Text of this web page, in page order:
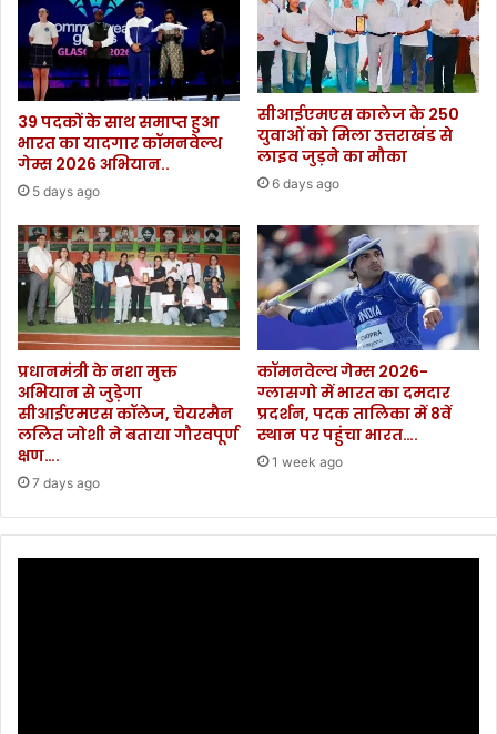
39 पदकों के साथ समाप्त हुआ
भारत का यादगार कॉमनवेल्थ
गेम्स 2026 अभियान..
5 days ago
सीआईएमएस कालेज के 250
युवाओं को मिला उत्तराखंड से
लाइव जुड़ने का मौका
6 days ago
प्रधानमंत्री के नशा मुक्त
अभियान से जुड़ेगा
सीआईएमएस कॉलेज, चेयरमैन
ललित जोशी ने बताया गौरवपूर्ण
क्षण….
7 days ago
कॉमनवेल्थ गेम्स 2026-
ग्लासगो में भारत का दमदार
प्रदर्शन, पदक तालिका में 8वें
स्थान पर पहुंचा भारत….
1 week ago